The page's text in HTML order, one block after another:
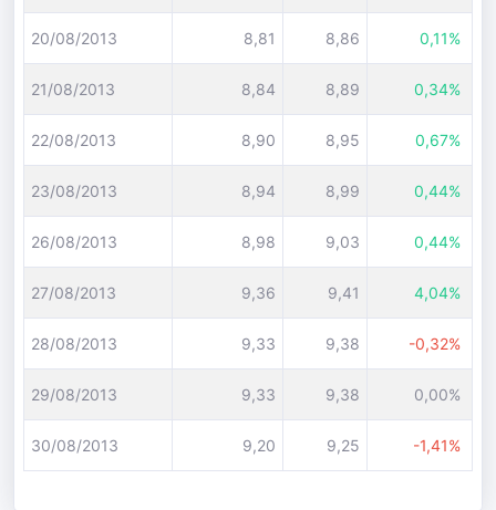
20/08/2013 8,81 8,86 0,11%
21/08/2013 8,84 8,89 0,34%
22/08/2013 8,90 8,95 0,67%
23/08/2013 8,94 8,99 0,44%
26/08/2013 8,98 9,03 0,44%
27/08/2013 9,36 9,41 4,04%
28/08/2013 9,33 9,38 -0,32%
29/08/2013 9,33 9,38 0,00%
30/08/2013 9,20 9,25 -1,41%